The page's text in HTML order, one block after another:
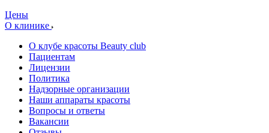
Цены
О клинике
О клубе красоты Beauty club
Пациентам
Лицензии
Политика
Надзорные организации
Наши аппараты красоты
Вопросы и ответы
Вакансии